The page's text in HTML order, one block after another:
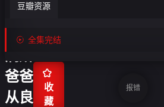
宝
后，
病娇
爸爸
从良

收
藏
豆瓣资源
 全集完结
报错